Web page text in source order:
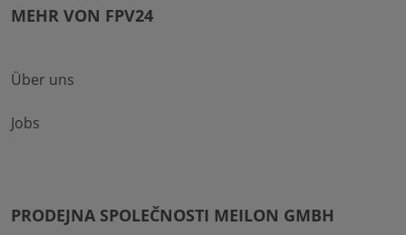
MEHR VON FPV24
Über uns
Jobs
PRODEJNA SPOLEČNOSTI MEILON GMBH